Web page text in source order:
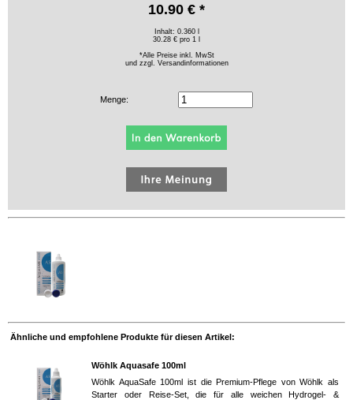
10.90 € *
Inhalt: 0.360 l
30.28 € pro 1 l
*Alle Preise inkl. MwSt
und zzgl. Versandinformationen
Menge:
Ähnliche und empfohlene Produkte für diesen Artikel:
Wöhlk Aquasafe 100ml
Wöhlk AquaSafe 100ml ist die Premium-Pflege von Wöhlk als
Starter oder Reise-Set, die für alle weichen Hydrogel- &